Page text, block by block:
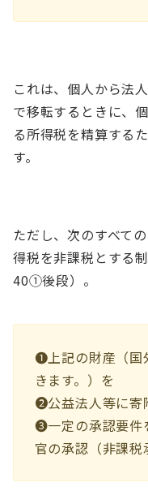
これは、個人から法
で移転するときに、
る所得税を精算する
す。
ただし、次のすべて
得税を非課税とする
40①後段）。
➊上記の財産（国
きます。）を
➋公益法人等に寄
➌一定の承認要件
官の承認（非課